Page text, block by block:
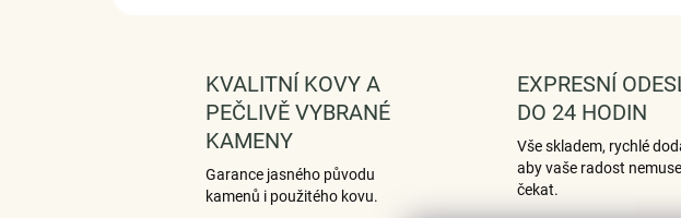
KVALITNÍ KOVY A
PEČLIVĚ VYBRANÉ
KAMENY
Garance jasného původu
kamenů i použitého kovu.
EXPRESNÍ
DO 24 HODIN
Vše skladem, rychlé
aby vaše radost
čekat.